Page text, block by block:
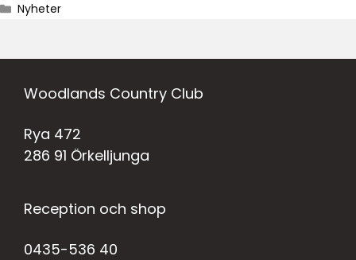
Nyheter
Woodlands Country Club
Rya 472
286 91 Örkelljunga
Reception och shop
0435-536 40